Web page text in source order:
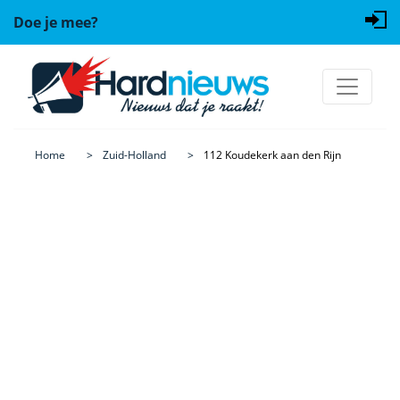
Doe je mee?
Home Zuid-Holland 112 Koudekerk aan den Rijn